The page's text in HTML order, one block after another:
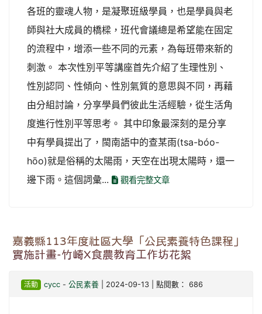
各班的靈魂人物，是凝聚班級學員，也是學員與老
師與社大成員的橋樑，班代會議總是希望能在固定
的流程中，增添一些不同的元素，為每班帶來新的
刺激。 本次性別平等講座首先介紹了生理性別、
性別認同、性傾向、性別氣質的意思與不同，再藉
由分組討論，分享學員們彼此生活經驗，從生活角
度進行性別平等思考。 其中印象最深刻的是分享
中有學員提出了，閩南語中的查某雨(tsa-bóo-
hōo)就是俗稱的太陽雨，天空在出現太陽時，還一
邊下雨。這個詞彙...
觀看完整文章
嘉義縣113年度社區大學「公民素養特色課程」
實施計畫-竹崎X食農教育工作坊花絮
活動 cycc- 公民素養| 2024-09-13 | 點閱數： 686